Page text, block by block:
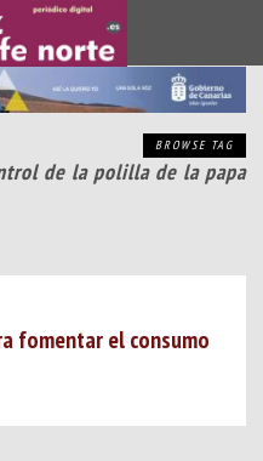
BROWSE TAG
de la polilla de la papa
fomentar el consumo